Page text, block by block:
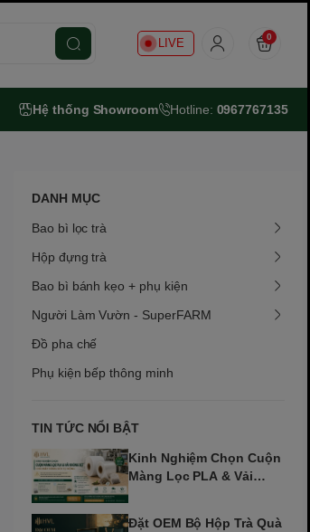
LIVE 0
Hệ thống Showroom Hotline: 0967767135
DANH MỤC
Bao bì lọc trà
Hộp đựng trà
Bao bì bánh kẹo + phụ kiện
Người Làm Vườn - SuperFARM
Đồ pha chế
Phụ kiện bếp thông minh
TIN TỨC NỔI BẬT
Kinh Nghiệm Chọn Cuộn
Màng Lọc PLA & Vải
Đặt OEM Bộ Hộp Trà Quà